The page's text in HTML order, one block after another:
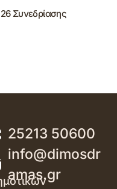
Συνεδρίασης
25213 50600
info@dimosdr
amas.gr